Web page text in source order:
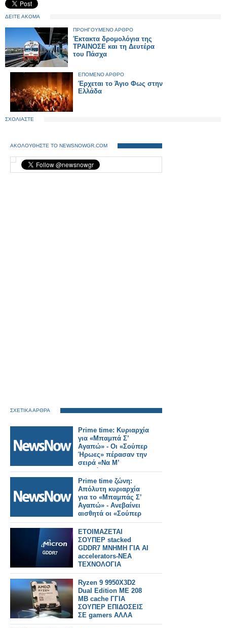
ΔΕΙΤΕ ΑΚΟΜΑ
ΠΡΟΗΓΟΥΜΕΝΟ ΑΡΘΡΟ
Έκτακτα δρομολόγια της
ΤΡΑΙΝΟΣΕ και τη Δευτέρα
του Πάσχα
ΕΠΟΜΕΝΟ ΑΡΘΡΟ
Έρχεται το Άγιο Φως στην
Ελλάδα
ΣΧΟΛΙΑΣΤΕ
ΑΚΟΛΟΥΘΗΣΤΕ ΤΟ NEWSNOWGR.COM
ΣΧΕΤΙΚΑ ΑΡΘΡΑ
Prime time: Κυριαρχία
για «Μπαμπά Σ’
Αγαπώ» - Οι «Σούπερ
Ήρωες» πέρασαν την
σειρά «Να Μ’
Αγαπάς»
Prime time ζώνη:
Απόλυτη κυριαρχία
για το «Μπαμπάς Σ’
Αγαπώ» - Ανεβαίνει
αισθητά οι «Σούπερ
Ήρωες»
ΕΤΟΙΜΑΖΕΤΑΙ
ΣΟΥΠΕΡ stacked
GDDR7 ΜΝΗΜΗ ΓΙΑ AI
accelerators-ΝΕΑ
ΤΕΧΝΟΛΟΓΙΑ
Ryzen 9 9950X3D2
Dual Edition ΜΕ 208
MB cache ΓΓΙΑ
ΣΟΥΠΕΡ ΕΠΙΔΟΣΕΙΣ
ΣΕ gamers ΑΛΛΑ
ΚΑΙcreators